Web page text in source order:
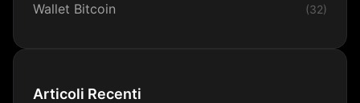
Wallet Bitcoin (32)
Articoli Recenti